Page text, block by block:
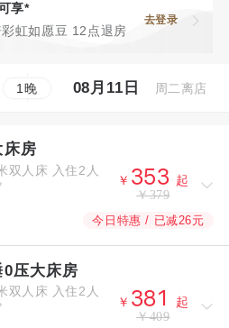
享*
虹如愿豆 12点退房
去登录
1晚 08月11日 周二离店
床房
双人床 入住2人
￥  起
￥379
今日特惠 / 已减26元
压大床房
双人床 入住2人
￥  
起
￥409